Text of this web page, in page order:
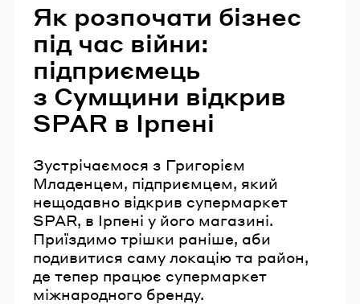
Як розпочати бізнес
під час війни:
підприємець
з Сумщини відкрив
SPAR в Ірпені
Зустрічаємося з Григорієм
Младенцем, підприємцем, який
нещодавно відкрив супермаркет
SPAR, в Ірпені у його магазині.
Приїздимо трішки раніше, аби
подивитися саму локацію та район,
де тепер працює супермаркет
міжнародного бренду.